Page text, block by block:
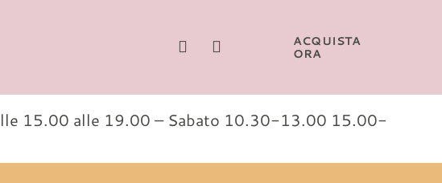
ACQUISTA
ORA
15.00 alle 19.00 – Sabato 10.30-13.00 15.00-